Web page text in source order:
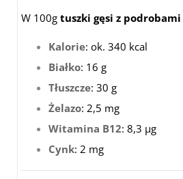
W 100g tuszki gęsi z podrobami
Kalorie: ok. 340 kcal
Białko: 16 g
Tłuszcze: 30 g
Żelazo: 2,5 mg
Witamina B12: 8,3 µg
Cynk: 2 mg